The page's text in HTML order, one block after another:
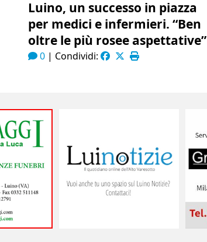
Luino, un successo in piazza
per medici e infermieri. “Ben
oltre le più rosee aspettative”
0 | Condividi: